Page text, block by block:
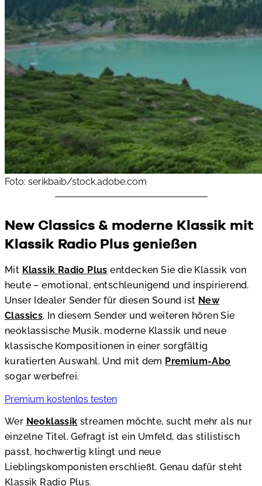
Foto: serikbaib/stock.adobe.com
New Classics & moderne Klassik mit
Klassik Radio Plus genießen
Mit Klassik Radio Plus entdecken Sie die Klassik von
heute – emotional, entschleunigend und inspirierend.
Unser Idealer Sender für diesen Sound ist New
Classics. In diesem Sender und weiteren hören Sie
neoklassische Musik, moderne Klassik und neue
klassische Kompositionen in einer sorgfältig
kuratierten Auswahl. Und mit dem Premium-Abo
sogar werbefrei.
Premium kostenlos testen
Wer Neoklassik streamen möchte, sucht mehr als nur
einzelne Titel. Gefragt ist ein Umfeld, das stilistisch
passt, hochwertig klingt und neue
Lieblingskomponisten erschließt. Genau dafür steht
Klassik Radio Plus.